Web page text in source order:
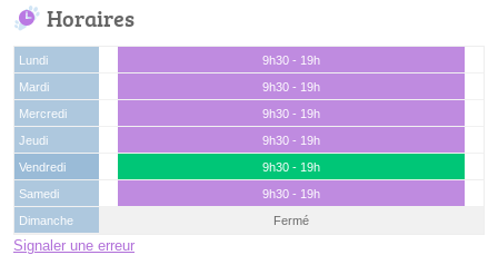
Horaires
Lundi
9h30 - 19h
Mardi
9h30 - 19h
Mercredi
9h30 - 19h
Jeudi
9h30 - 19h
Vendredi
9h30 - 19h
Samedi
9h30 - 19h
Dimanche
Fermé
Signaler une erreur